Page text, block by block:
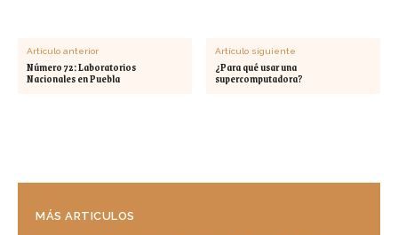
Artículo anterior
Número 72: Laboratorios
Nacionales en Puebla
Artículo siguiente
¿Para qué usar una
supercomputadora?
MÁS ARTICULOS